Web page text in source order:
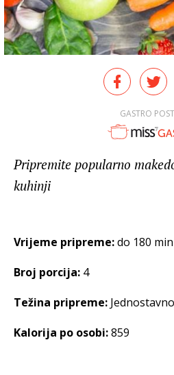
GASTRO
Pripremite popularno
kuhinji
Vrijeme pripreme:do 180 min
Broj porcija: 4
Težina pripreme: Jednostavno
Kalorija po osobi:859